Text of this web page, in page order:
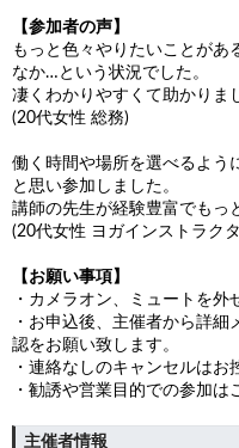
【参加者の声】
もっと色々やりたいことがあ
なか…という状況でした。
凄くわかりやすくて助かりま
(20代女性 総務)
働く時間や場所を選べるよう
と思い参加しました。
講師の先生が経験豊富でもっ
(20代女性 ヨガインストラク
【お願い事項】
・カメラオン、ミュートを外
・お申込後、主催者から詳
認をお願い致します。
・連絡なしのキャンセルはお
・勧誘や営業目的での参加は
主催者情報